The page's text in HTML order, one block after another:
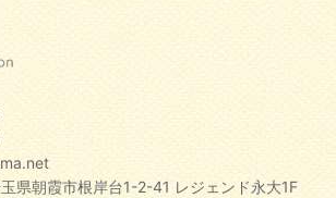
県朝霞市根岸台1-2-41 レジェンド永大1F